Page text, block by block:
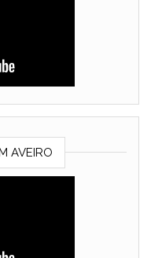
AVEIRO